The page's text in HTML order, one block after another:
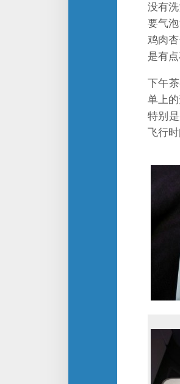
没有
要气
鸡肉
是有
下午
单上
特别
飞行